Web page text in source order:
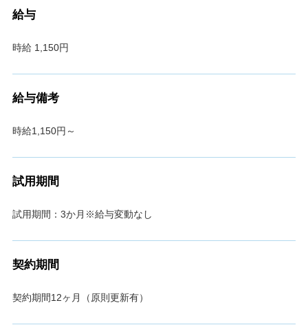
給与
時給 1,150円
給与備考
時給1,150円～
試用期間
試用期間：3か月※給与変動なし
契約期間
契約期間12ヶ月（原則更新有）